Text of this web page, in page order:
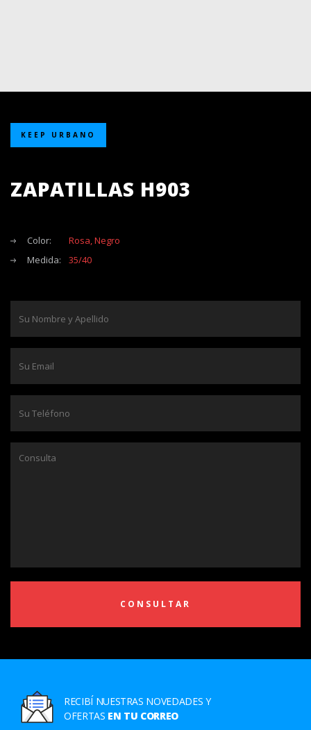
KEEP URBANO
ZAPATILLAS H903
Color:
Rosa, Negro
Medida:
35/40
RECIBÍ NUESTRAS NOVEDADES Y
OFERTAS EN TU CORREO